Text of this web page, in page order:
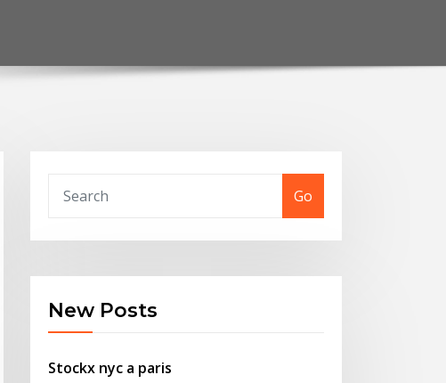
Go
New Posts
Stockx nyc a paris